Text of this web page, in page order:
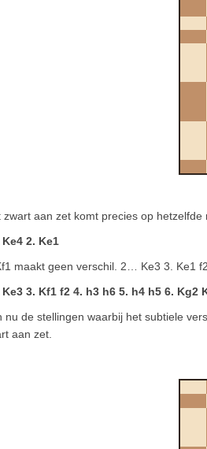
zwart aan zet komt precies op hetzelfde
2. Ke1
maakt geen verschil. 2… Ke3 3. Ke1
3. Kf1 f2 4. h3 h6 5. h4 h5 6. Kg2
nu de stellingen waarbij het subtiele
aan zet.